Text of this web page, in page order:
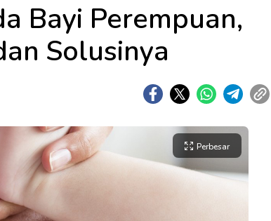
Bayi Perempuan,
Solusinya
Perbesar